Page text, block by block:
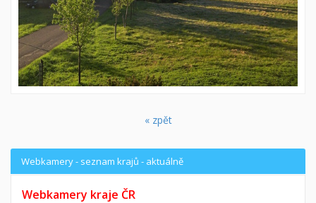
« zpět
Webkamery - seznam krajů - aktuálně
Webkamery kraje ČR